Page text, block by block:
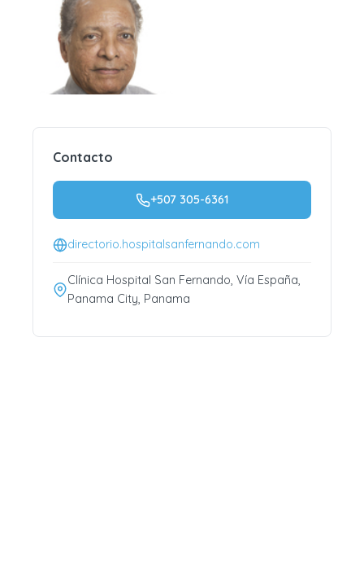
Contacto
+507 305-6361
directorio.hospitalsanfernando.com
Clínica Hospital San Fernando, Vía España,
Panama City, Panama